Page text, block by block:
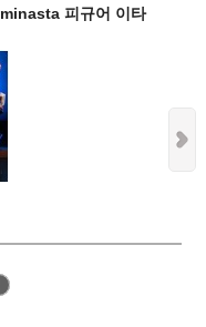
피규어 이타